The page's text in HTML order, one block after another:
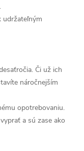
udržateľným
Či už ich
náročnejším
opotrebovaniu.
a sú zase ako